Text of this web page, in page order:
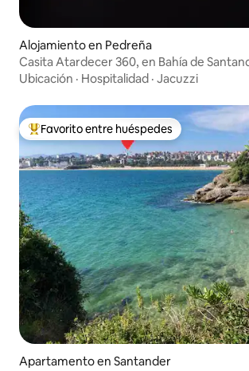
Alojamiento en Pedreña
Casita Atardecer 360, en Bahía de
Ubicación · Hospitalidad · Jacuzzi
Favorito entre huéspedes preferido
Favorito entre huéspedes
Apartamento en Santander